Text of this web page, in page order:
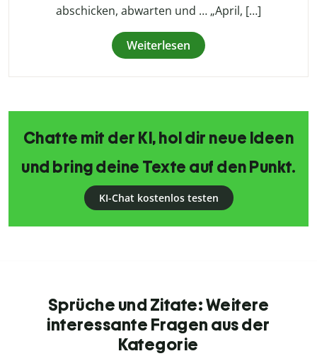
abschicken, abwarten und … „April, […]
Weiterlesen
Chatte mit der KI, hol dir neue Ideen
und bring deine Texte auf den Punkt.
KI-Chat kostenlos testen
Sprüche und Zitate: Weitere
interessante Fragen aus der
Kategorie